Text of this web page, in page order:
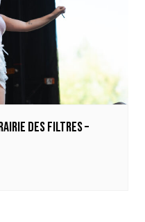
des Filtres –